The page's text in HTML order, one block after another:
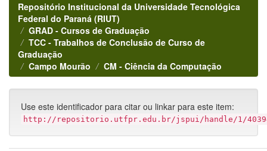
Repositório Institucional da Universidade Tecnológica
Federal do Paraná (RIUT)
GRAD - Cursos de Graduação
TCC - Trabalhos de Conclusão de Curso de
Graduação
Campo Mourão
CM - Ciência da Computação
Use este identificador para citar ou linkar para este item:
http://repositorio.utfpr.edu.br/jspui/handle/1/